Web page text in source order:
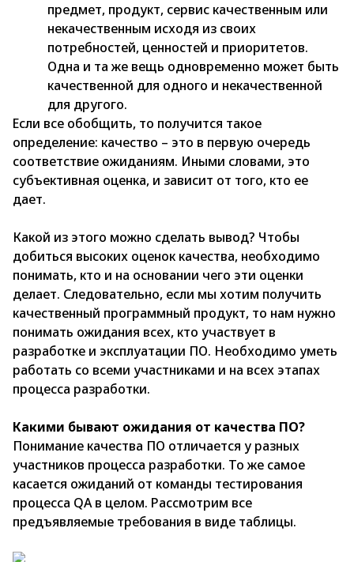
предмет, продукт, сервис качественным или
некачественным исходя из своих
потребностей, ценностей и приоритетов.
Одна и та же вещь одновременно может быть
качественной для одного и некачественной
для другого.
Если все обобщить, то получится такое
определение: качество – это в первую очередь
соответствие ожиданиям. Иными словами, это
субъективная оценка, и зависит от того, кто ее
дает.
Какой из этого можно сделать вывод? Чтобы
добиться высоких оценок качества, необходимо
понимать, кто и на основании чего эти оценки
делает. Следовательно, если мы хотим получить
качественный программный продукт, то нам нужно
понимать ожидания всех, кто участвует в
разработке и эксплуатации ПО. Необходимо уметь
работать со всеми участниками и на всех этапах
процесса разработки.
Какими бывают ожидания от качества ПО?
Понимание качества ПО отличается у разных
участников процесса разработки. То же самое
касается ожиданий от команды тестирования
процесса QA в целом. Рассмотрим все
предъявляемые требования в виде таблицы.